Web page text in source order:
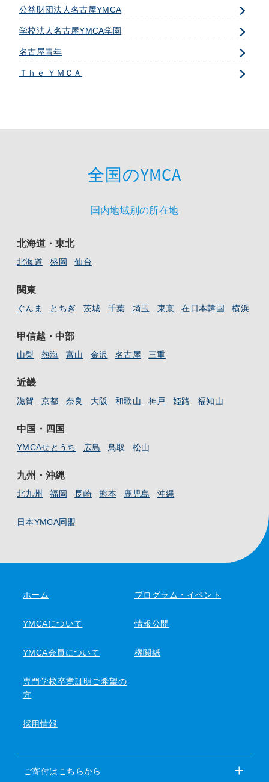
公益財団法人名古屋YMCA
学校法人名古屋YMCA学園
名古屋青年
Ｔｈｅ ＹＭＣＡ
全国のYMCA
国内地域別の所在地
北海道・東北
北海道 盛岡 仙台
関東
ぐんま とちぎ 茨城 千葉 埼玉 東京 在日本韓国 横浜
甲信越・中部
山梨 熱海 富山 金沢 名古屋 三重
近畿
滋賀 京都 奈良 大阪 和歌山 神戸 姫路 福知山
中国・四国
YMCAせとうち 広島 鳥取 松山
九州・沖縄
北九州 福岡 長崎 熊本 鹿児島 沖縄
日本YMCA同盟
ホーム
YMCAについて
YMCA会員について
プログラム・イベント
情報公開
機関紙
専門学校卒業証明ご希望の
方
採用情報
ご寄付はこちらから